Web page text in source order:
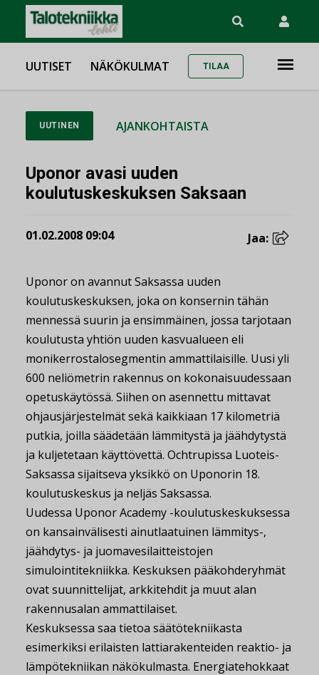
UUTISET NÄKÖKULMAT TILAA
UUTINEN AJANKOHTAISTA
Uponor avasi uuden
koulutuskeskuksen Saksaan
01.02.2008 09:04 Jaa:
Uponor on avannut Saksassa uuden
koulutuskeskuksen, joka on konsernin tähän
mennessä suurin ja ensimmäinen, jossa tarjotaan
koulutusta yhtiön uuden kasvualueen eli
monikerrostalosegmentin ammattilaisille. Uusi yli
600 neliömetrin rakennus on kokonaisuudessaan
opetuskäytössä. Siihen on asennettu mittavat
ohjausjärjestelmät sekä kaikkiaan 17 kilometriä
putkia, joilla säädetään lämmitystä ja jäähdytystä
ja kuljetetaan käyttövettä. Ochtrupissa Luoteis-
Saksassa sijaitseva yksikkö on Uponorin 18.
koulutuskeskus ja neljäs Saksassa.
Uudessa Uponor Academy -koulutuskeskuksessa
on kansainvälisesti ainutlaatuinen lämmitys-,
jäähdytys- ja juomavesilaitteistojen
simulointitekniikka. Keskuksen pääkohderyhmät
ovat suunnittelijat, arkkitehdit ja muut alan
rakennusalan ammattilaiset.
Keskuksessa saa tietoa säätötekniikasta
esimerkiksi erilaisten lattiarakenteiden reaktio- ja
lämpötekniikan näkökulmasta. Energiatehokkaat